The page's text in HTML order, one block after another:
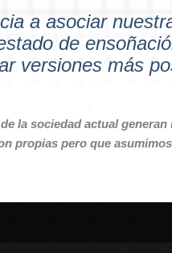
a asociar
de
versiones más
la sociedad actual generan
propias pero que